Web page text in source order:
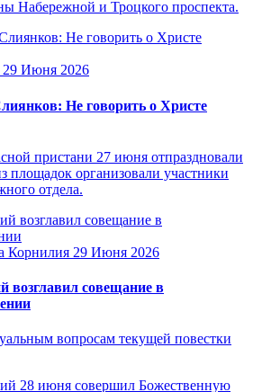
Набережной и Троцкого проспекта.
29 Июня 2026
Не говорить о Христе
пристани 27 июня отпраздновали
площадок организовали участники
отдела.
Корнилия 29 Июня 2026
возглавил совещание в
вопросам текущей повестки